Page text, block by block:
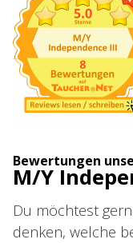
Bewertungen
M/Y
Du möchtest
denken, welche